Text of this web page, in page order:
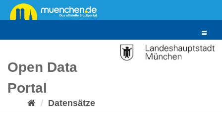
Überspringen
zum
Toggle
Open Data
Portal
Datensätze